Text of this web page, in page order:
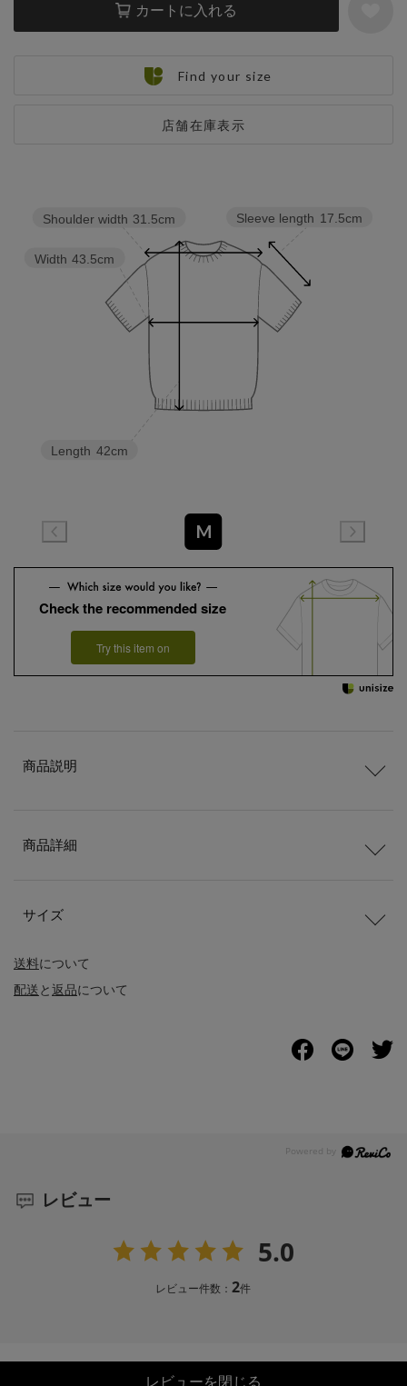
カートに入れる
店舗在庫表示
Find your size
Sleeve length 17.5cm
Length 42cm
Width 43.5cm
Shoulder width 31.5cm
M
Check the recommended size
Try this item on
送料について
配送と返品について
商品説明
商品詳細
サイズ
レビュー
5.0
レビュー件数：2件
レビューを閉じる